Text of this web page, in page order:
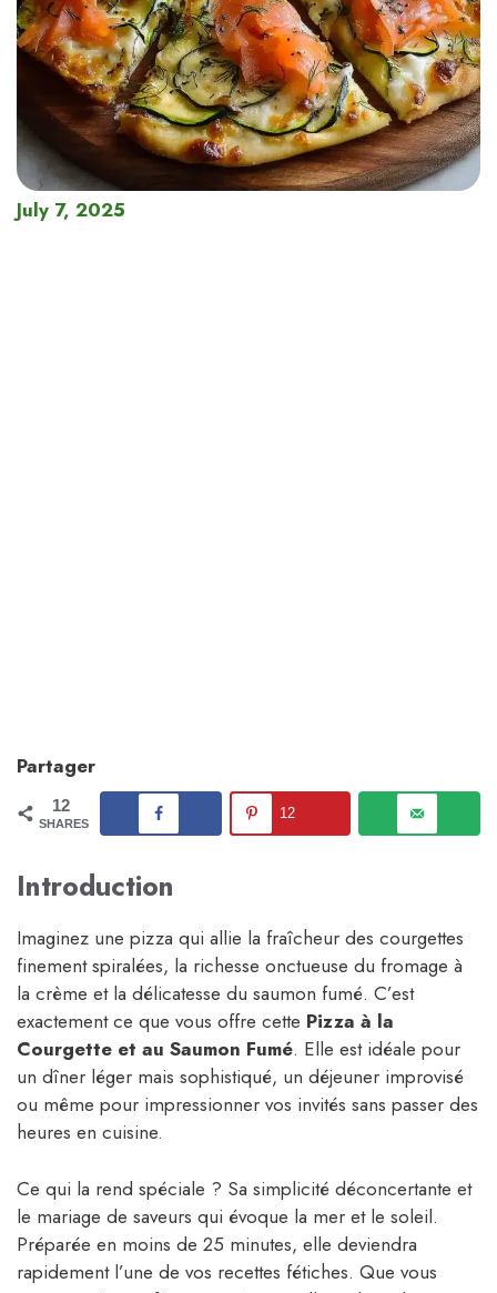
July 7, 2025
Partager
12
SHARES
12
Introduction
Imaginez une pizza qui allie la fraîcheur des courgettes
finement spiralées, la richesse onctueuse du fromage à
la crème et la délicatesse du saumon fumé. C’est
exactement ce que vous offre cette Pizza à la
Courgette et au Saumon Fumé. Elle est idéale pour
un dîner léger mais sophistiqué, un déjeuner improvisé
ou même pour impressionner vos invités sans passer des
heures en cuisine.
Ce qui la rend spéciale ? Sa simplicité déconcertante et
le mariage de saveurs qui évoque la mer et le soleil.
Préparée en moins de 25 minutes, elle deviendra
rapidement l’une de vos recettes fétiches. Que vous